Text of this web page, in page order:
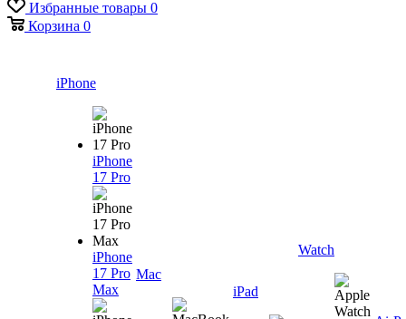
Избранные товары 0
Корзина 0
iPhone
iPhone
17 Pro
iPhone
17 Pro
Max
Mac
iPad
Watch